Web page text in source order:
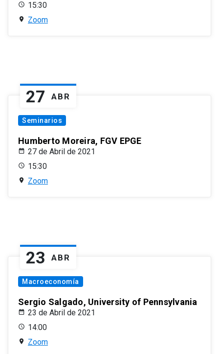
15:30
Zoom
27 ABR
Seminarios
Humberto Moreira, FGV EPGE
27 de Abril de 2021
15:30
Zoom
23 ABR
Macroeconomía
Sergio Salgado, University of Pennsylvania
23 de Abril de 2021
14:00
Zoom